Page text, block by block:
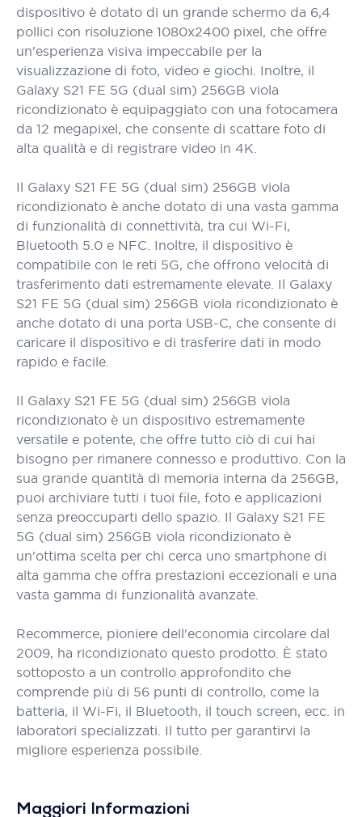
dispositivo è dotato di un grande schermo da 6,4
pollici con risoluzione 1080x2400 pixel, che offre
un'esperienza visiva impeccabile per la
visualizzazione di foto, video e giochi. Inoltre, il
Galaxy S21 FE 5G (dual sim) 256GB viola
ricondizionato è equipaggiato con una fotocamera
da 12 megapixel, che consente di scattare foto di
alta qualità e di registrare video in 4K.
Il Galaxy S21 FE 5G (dual sim) 256GB viola
ricondizionato è anche dotato di una vasta gamma
di funzionalità di connettività, tra cui Wi-Fi,
Bluetooth 5.0 e NFC. Inoltre, il dispositivo è
compatibile con le reti 5G, che offrono velocità di
trasferimento dati estremamente elevate. Il Galaxy
S21 FE 5G (dual sim) 256GB viola ricondizionato è
anche dotato di una porta USB-C, che consente di
caricare il dispositivo e di trasferire dati in modo
rapido e facile.
Il Galaxy S21 FE 5G (dual sim) 256GB viola
ricondizionato è un dispositivo estremamente
versatile e potente, che offre tutto ciò di cui hai
bisogno per rimanere connesso e produttivo. Con la
sua grande quantità di memoria interna da 256GB,
puoi archiviare tutti i tuoi file, foto e applicazioni
senza preoccuparti dello spazio. Il Galaxy S21 FE
5G (dual sim) 256GB viola ricondizionato è
un'ottima scelta per chi cerca uno smartphone di
alta gamma che offra prestazioni eccezionali e una
vasta gamma di funzionalità avanzate.
Recommerce, pioniere dell'economia circolare dal
2009, ha ricondizionato questo prodotto. È stato
sottoposto a un controllo approfondito che
comprende più di 56 punti di controllo, come la
batteria, il Wi-Fi, il Bluetooth, il touch screen, ecc. in
laboratori specializzati. Il tutto per garantirvi la
migliore esperienza possibile.
Maggiori Informazioni